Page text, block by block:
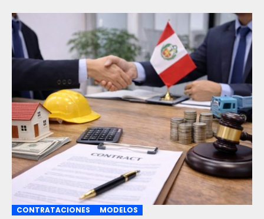
CONTRATACIONES MODELOS